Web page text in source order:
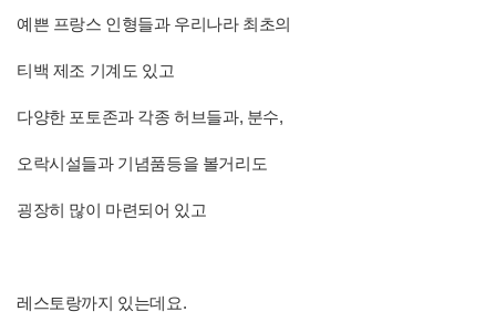
예쁜 프랑스 인형들과 우리나라 최초의
티백 제조 기계도 있고
다양한 포토존과 각종 허브들과, 분수,
오락시설들과 기념품등을 볼거리도
굉장히 많이 마련되어 있고
레스토랑까지 있는데요.